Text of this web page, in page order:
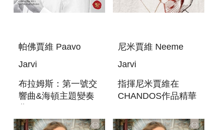
帕佛賈維 Paavo
Jarvi
布拉姆斯：第一號交
響曲&海頓主題變奏
SYMPHONY NO. 1
尼米賈維 Neeme
Jarvi
指揮尼米賈維在
CHANDOS作品精華
CHANDOS